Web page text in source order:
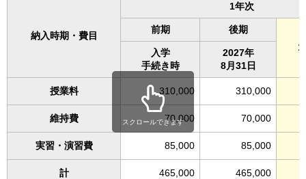
納入時期・費目
1年次
前期
後期
1
入学
手続き時
2027年
8月31日
授業料 310,000 310,000
維持費 70,000 70,000
実習・演習費 85,000 85,000
計 465,000 465,000
スクロールできます